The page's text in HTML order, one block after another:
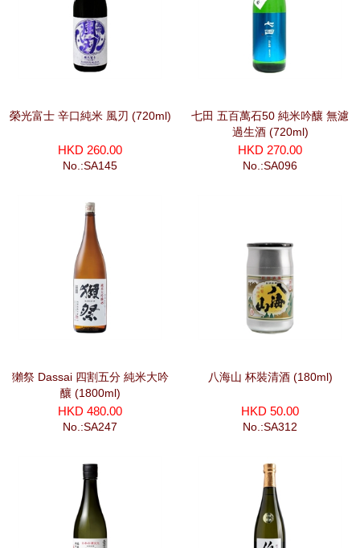
榮光富士 辛口純米 風刃 (720ml)
HKD 260.00
No.:SA145
七田 五百萬石50 純米吟釀 無濾
過生酒 (720ml)
HKD 270.00
No.:SA096
獺祭 Dassai 四割五分 純米大吟
釀 (1800ml)
HKD 480.00
No.:SA247
八海山 杯裝清酒 (180ml)
HKD 50.00
No.:SA312